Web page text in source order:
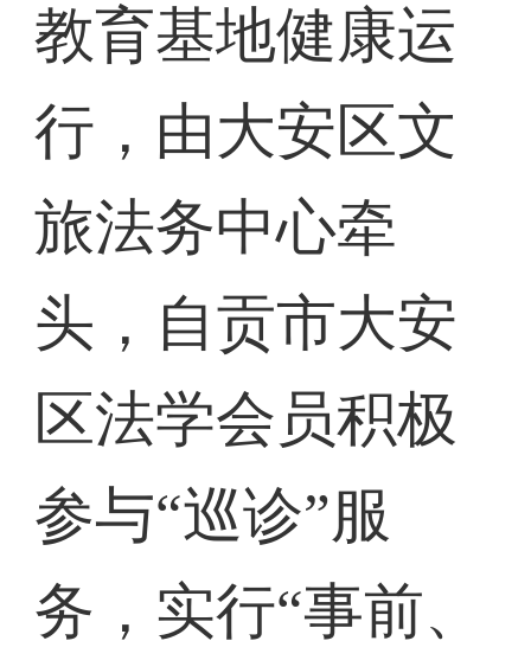
教育基地健康运
行，由大安区文
旅法务中心牵
头，自贡市大安
区法学会员积极
参与“巡诊”服
务，实行“事前、